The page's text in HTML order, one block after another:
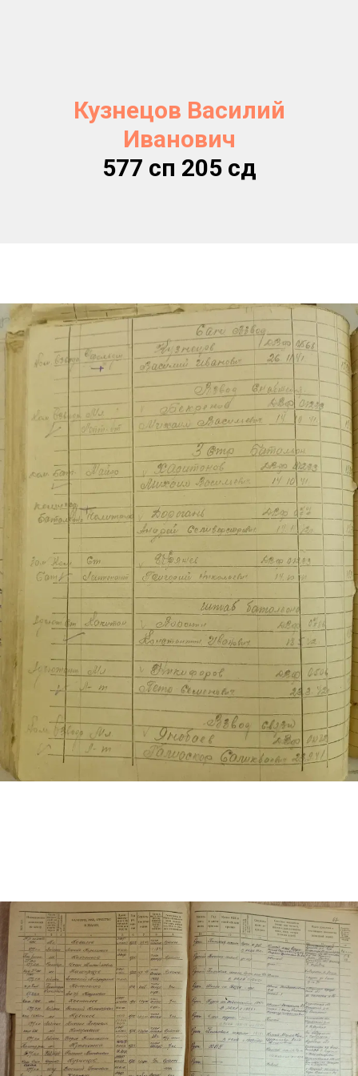
Кузнецов Василий
Иванович
577 сп 205 сд